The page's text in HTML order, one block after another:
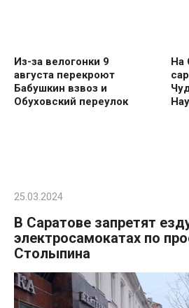
Из-за велогонки 9
августа перекроют
Бабушкин взвоз и
Обуховский переулок
На
25.03.2024
В Саратове запретят
электросамокатах по
Столыпина